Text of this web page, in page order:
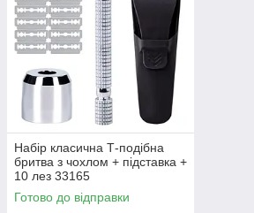
Набір класична Т-подібна
бритва з чохлом + підставка +
10 лез 33165
Готово до відправки